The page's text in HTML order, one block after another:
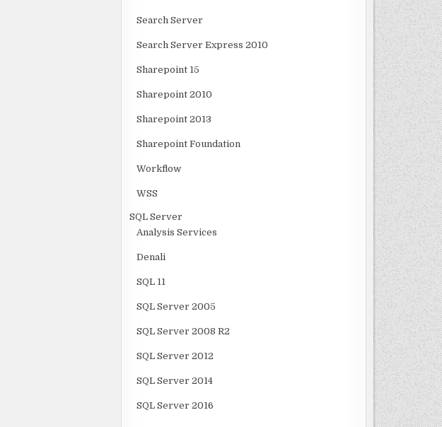
Search Server
Search Server Express 2010
Sharepoint 15
Sharepoint 2010
Sharepoint 2013
Sharepoint Foundation
Workflow
WSS
SQL Server
Analysis Services
Denali
SQL 11
SQL Server 2005
SQL Server 2008 R2
SQL Server 2012
SQL Server 2014
SQL Server 2016